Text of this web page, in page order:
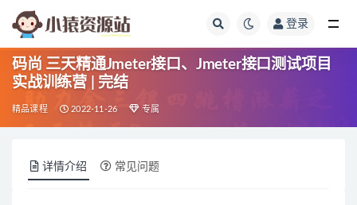
登录
码尚 三天精通Jmeter接口、Jmeter接口测试项目
实战训练营 | 完结
精品课程 2022-11-26 专属
详情介绍 常见问题